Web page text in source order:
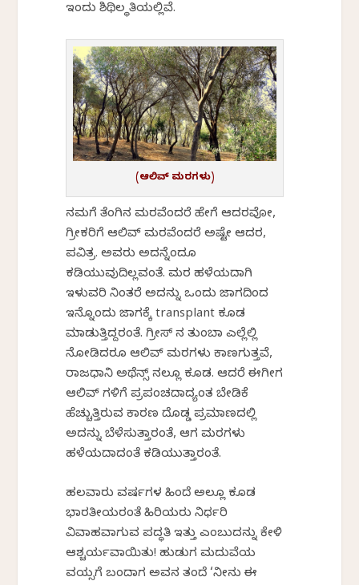
ಇಂದು ಶಿಥಿಲ ಸ್ಥಿತಿಯಲ್ಲಿವೆ.
(ಆಲಿವ್ ಮರಗಳು)
ನಮಗೆ ತೆಂಗಿನ ಮರವೆಂದರೆ ಹೇಗೆ ಆದರವೋ,
ಗ್ರೀಕರಿಗೆ ಆಲಿವ್ ಮರವೆಂದರೆ ಅಷ್ಟೇ ಆದರ,
ಪವಿತ್ರ. ಅವರು ಅದನ್ನೆಂದೂ
ಕಡಿಯುವುದಿಲ್ಲವಂತೆ. ಮರ ಹಳೆಯದಾಗಿ
ಇಳುವರಿ ನಿಂತರೆ ಅದನ್ನು ಒಂದು ಜಾಗದಿಂದ
ಇನ್ನೊಂದು ಜಾಗಕ್ಕೆ transplant ಕೂಡ
ಮಾಡುತ್ತಿದ್ದರಂತೆ. ಗ್ರೀಸ್ ನ ತುಂಬಾ ಎಲ್ಲೆಲ್ಲಿ
ನೋಡಿದರೂ ಆಲಿವ್ ಮರಗಳು ಕಾಣಸಿಗುತ್ತವೆ,
ರಾಜಧಾನಿ ಅಥೆನ್ಸ್ ನಲ್ಲೂ ಕೂಡ. ಆದರೆ ಈಗೀಗ
ಆಲಿವ್ ಗಳಿಗೆ ಪ್ರಪಂಚದಾದ್ಯಂತ ಬೇಡಿಕೆ
ಹೆಚ್ಚುತ್ತಿರುವ ಕಾರಣ ದೊಡ್ಡ ಪ್ರಮಾಣದಲ್ಲಿ
ಅದನ್ನು ಬೆಳೆಸುತ್ತಾರಂತೆ, ಆಗ ಮರಗಳು
ಹಳೆಯದಾದಂತೆ ಕಡಿಯುತ್ತಾರಂತೆ.
ಹಲವಾರು ವರ್ಷಗಳ ಹಿಂದೆ ಅಲ್ಲೂ ಕೂಡ
ಭಾರತೀಯರಂತೆ ಹಿರಿಯರು ನಿರ್ಧರಿಸಿ
ವಿವಾಹವಾಗುವ ಪದ್ಧತಿ ಇತ್ತು ಎಂಬುದನ್ನು ಕೇಳಿ
ಆಶ್ಚರ್ಯವಾಯಿತು! ಹುಡುಗ ಮದುವೆಯ
ವಯಸ್ಸಿಗೆ ಬಂದಾಗ ಅವನ ತಂದೆ ‘ನೀನು ಈ